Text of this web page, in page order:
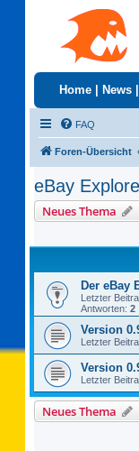
Home News
FAQ
Foren-Übersicht
eBay
Neues Thema
Der eBay
Letzter
Antworten: 2
Version
Letzter
Version
Letzter
Neues Thema